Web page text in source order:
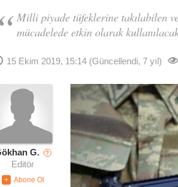
Milli piyade tüfeklerine takılabilen
mücadelede etkin olarak
15 Ekim 2019, 15:14 (Güncellendi, 7 yıl)
G. ?
Editör